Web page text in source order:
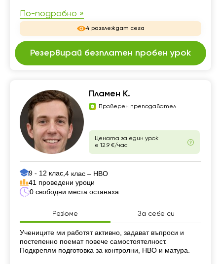
По-подробно »
4 разглеждат сега
Резервирай безплатен пробен урок
Пламен К.
Проверен преподавател
Цената за един урок
е 12.9 €/час
9 - 12 клас, 4 клас – НВО
41 проведени уроци
0 свободни места останаха
Резюме За себе си
Резюме
Учениците ми работят активно, задават въпроси и
постепенно поемат повече самостоятелност.
Подкрепям подготовка за контролни, НВО и матура.